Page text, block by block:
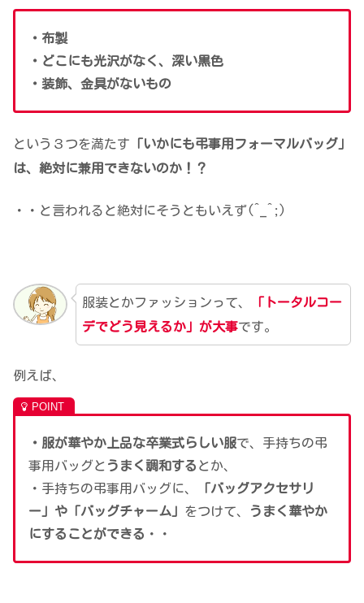
・布製
・どこにも光沢がなく、深い黒色
・装飾、金具がないもの
という３つを満たす 「いかにも弔事用フォーマルバッグ」
は、絶対に兼用できないのか！？
・・と言われると絶対にそうともいえず(^_^;)
服装とかファッションって、
「トータルコー
デでどう見えるか」が大事です。
例えば、
・服が華やか上品な卒業式らしい服で、手持ちの弔
事用バッグと うまく調和する とか、
・手持ちの弔事用バッグに、
「バッグアクセサリ
ー」や「バッグチャーム」 をつけて、
うまく華やか
にすることができる ・・